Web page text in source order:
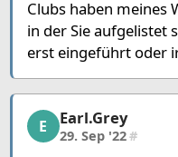
Clubs haben meines
in der Sie aufgelistet
erst eingeführt oder
Earl.Grey, 4/12, 29.
E Earl.Grey
29. Sep '22#